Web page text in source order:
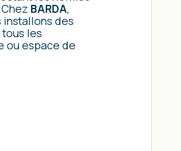
BARDA,
installons des
les
ou espace de